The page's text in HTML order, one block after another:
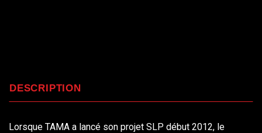
DESCRIPTION
Lorsque TAMA a lancé son projet SLP début 2012, le